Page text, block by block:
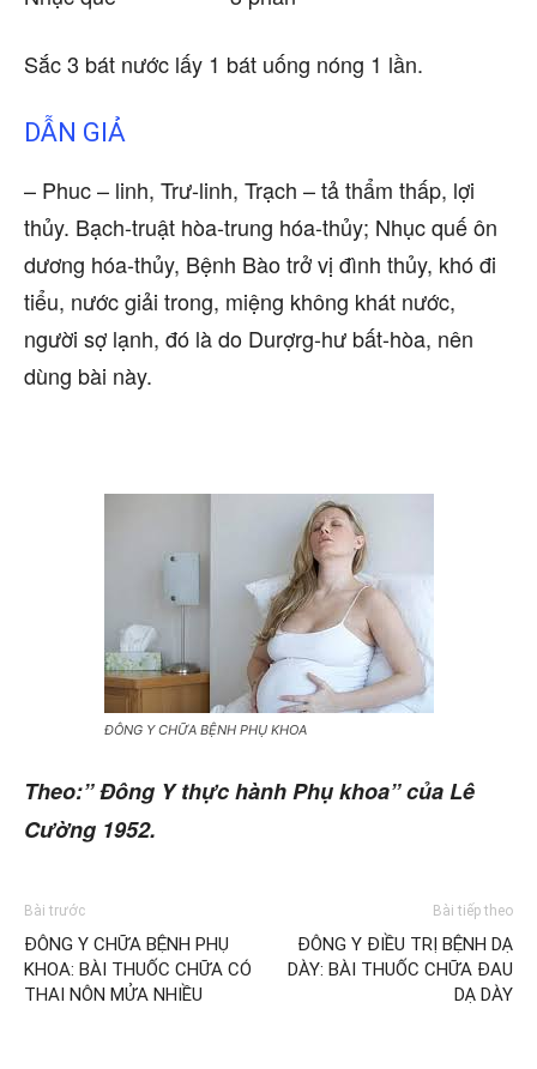
Sắc 3 bát nước lấy 1 bát uống nóng 1 lần.
DẪN GIẢ
– Phuc – linh, Trư-linh, Trạch – tả thẩm thấp, lợi
thủy. Bạch-truật hòa-trung hóa-thủy; Nhục quế ôn
dương hóa-thủy, Bệnh Bào trở vị đình thủy, khó đi
tiểu, nước giải trong, miệng không khát nước,
người sợ lạnh, đó là do Durợrg-hư bất-hòa, nên
dùng bài này.
ĐÔNG Y CHỮA BỆNH PHỤ KHOA
Theo:” Đông Y thực hành Phụ khoa” của Lê
Cường 1952.
Bài trước
ĐÔNG Y CHỮA BỆNH PHỤ
KHOA: BÀI THUỐC CHỮA CÓ
THAI NÔN MỬA NHIỀU
Bài tiếp theo
ĐÔNG Y ĐIỀU TRỊ BỆNH DẠ
DÀY: BÀI THUỐC CHỮA ĐAU
DẠ DÀY